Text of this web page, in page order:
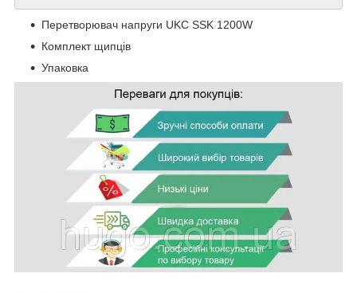
Перетворювач напруги UKC SSK 1200W
Комплект щипців
Упаковка